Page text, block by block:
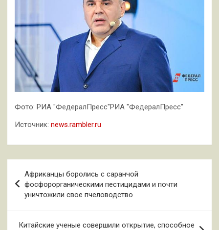
Фото: РИА "ФедералПресс"РИА "ФедералПресс"
Источник: news.rambler.ru
по
записям
Африканцы боролись с саранчой
фосфорорганическими пестицидами и почти
уничтожили свое пчеловодство
Китайские ученые совершили открытие, способное